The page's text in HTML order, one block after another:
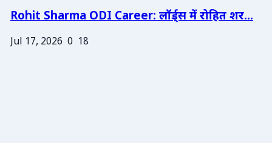
Rohit Sharma ODI Career: लॉर्ड्स में रोहित शर...
Jul 17, 2026 0 18